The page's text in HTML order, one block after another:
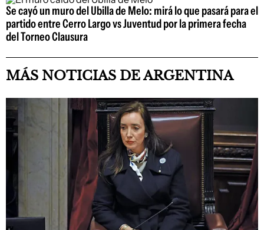
Se cayó un muro del Ubilla de Melo: mirá lo que pasará para el
partido entre Cerro Largo vs Juventud por la primera fecha
del Torneo Clausura
MÁS NOTICIAS DE ARGENTINA